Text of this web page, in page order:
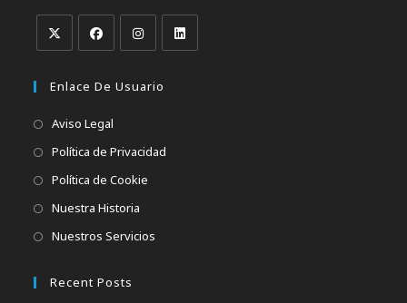
Enlace De Usuario
Aviso Legal
Política de Privacidad
Política de Cookie
Nuestra Historia
Nuestros Servicios
Recent Posts